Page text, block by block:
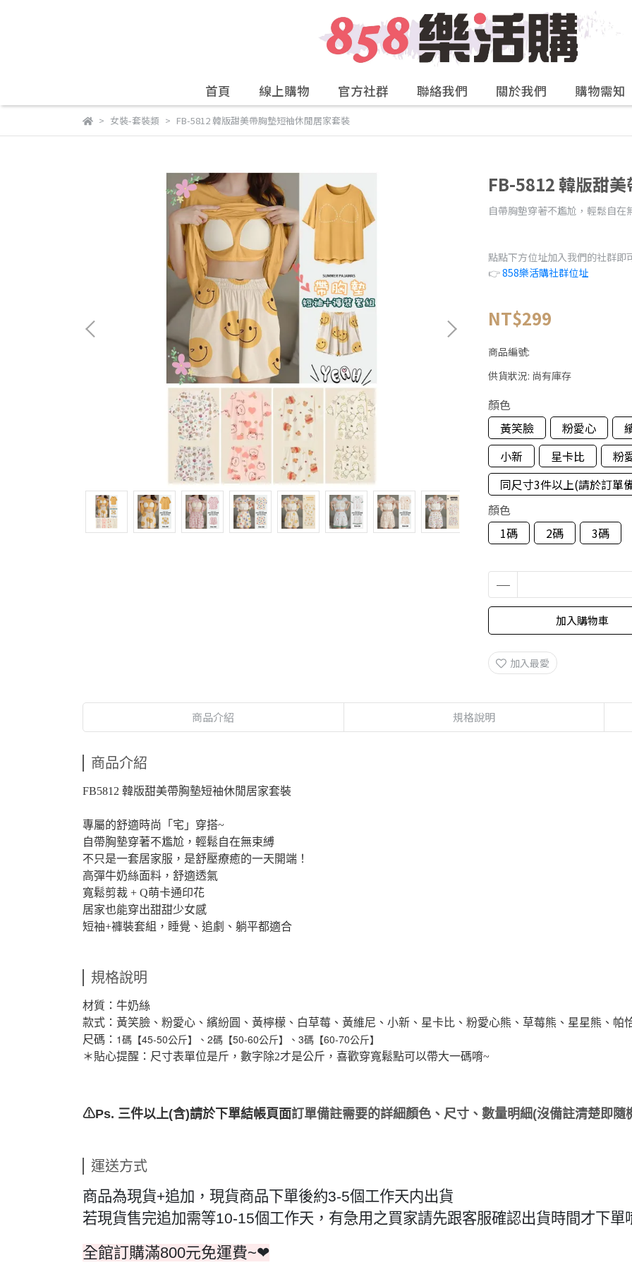
首頁 線上購物 官方社群 聯絡我們 關於我們 購物需知
女裝-套裝類 FB-5812 韓版甜美帶胸墊短袖休閒居家套裝
FB-5812 韓版甜
自帶胸墊穿著不尷尬，輕鬆自在
點點下方位址加入我們的社群即
👉858樂活購社群位址
NT$299
商品編號:
供貨狀況: 尚有庫存
顏色
黃笑臉
粉愛心
小新
星卡比
粉
同尺寸3件以上(請於訂單
顏色
1碼
2碼 3碼
加入購物車
加入最愛
商品介紹 規格說明
商品介紹
FB5812 韓版甜美帶胸墊短袖休閒居家套裝
專屬的舒適時尚「宅」穿搭~
自帶胸墊穿著不尷尬，輕鬆自在無束縛
不只是一套居家服，是舒壓療癒的一天開端！
高彈牛奶絲面料，舒適透氣
寬鬆剪裁 + Q萌卡通印花
居家也能穿出甜甜少女感
短袖+褲裝套組，睡覺、追劇、躺平都適合
規格說明
材質：牛奶絲
款式：黃笑臉、粉愛心、繽紛圓、黃檸檬、白草莓、黃維尼、小新、星卡比、粉愛心熊、草莓熊、星星熊、帕
尺碼： 1碼【45-50公斤】、2碼【50-60公斤】、3碼【60-70公斤】
＊貼心提醒：尺寸表單位是斤，數字除2才是公斤，喜歡穿寬鬆點可以帶大一碼唷~
⚠Ps. 三件以上(含)請於下單結帳頁面訂單備註需要的詳細顏色、尺寸、數量明細(沒備註清楚即隨
運送方式
商品為現貨+追加，現貨商品下單後約3-5個工作天内出貨
若現貨售完追加需等10-15個工作天，有急用之買家請先跟客服確認出貨時間才下單
全館訂購滿800元免運費~❤